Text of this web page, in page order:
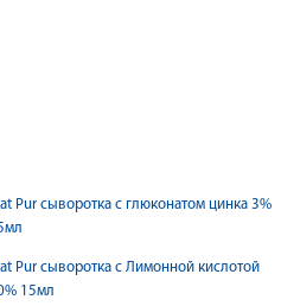
Pur сыворотка с глюконатом цинка 3%
Pur сыворотка с Лимонной кислотой
15мл